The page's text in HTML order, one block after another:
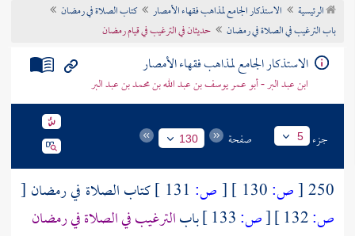
تراجم الأعلام
الرئيسية الاستذكار الجامع لمذاهب فقهاء الأمصار
كتاب الصلاة في رمضان
باب الترغيب في الصلاة في رمضان
حديثان في الترغيب في قيام رمضان
الاستذكار الجامع لمذاهب فقهاء الأمصار
ابن عبد البر - أبو عمر يوسف بن عبد الله بن محمد بن عبد البر
جزء 5 صفحة 130
250
[ص: [ص: كتاب الصلاة في رمضان [
ص:
[ص: بابالترغيب في الصلاة في رمضان